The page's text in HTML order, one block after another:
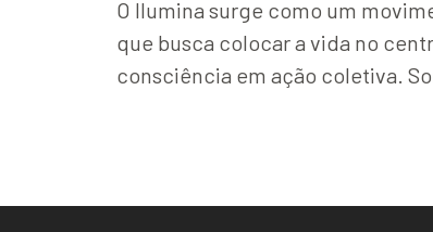
O Ilumina surge como um
que busca colocar a vida no
consciência em ação coletiva.